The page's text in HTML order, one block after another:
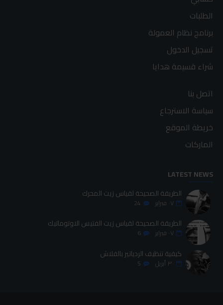
الطلبات
برنامج نظام العمولة
تسجيل الدخول
شراء قسيمة هدايا
اتصل بنا
سياسة الاسترجاع
خريطة الموقع
الماركات
LATEST NEWS
الطريقة الصحيحة لقياس زيت المحرك
٠٧ فبراير 24
الطريقة الصحيحة لقياس زيت الفتيس الاوتوماتيك
٠٧ فبراير 6
كيفية تنظيف الردياتير بالفلاش
٣٠ أبريل 5